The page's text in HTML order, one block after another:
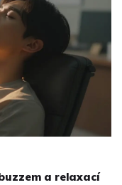
a relaxací